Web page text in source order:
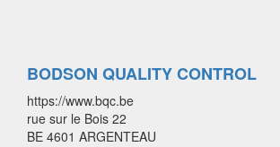
BODSON QUALITY CONTROL
https://www.bqc.be
rue sur le Bois 22
BE 4601 ARGENTEAU